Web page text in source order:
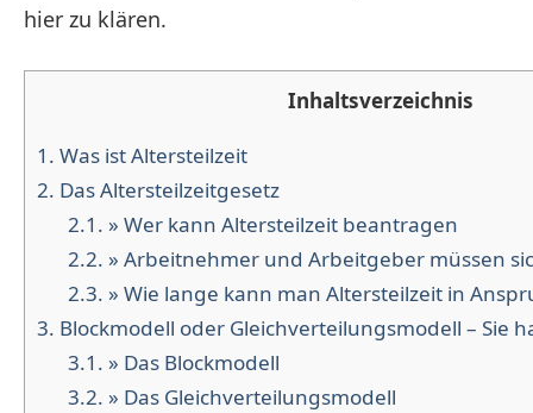
hier zu klären.
Inhaltsverzeichnis
1. Was ist Altersteilzeit
2. Das Altersteilzeitgesetz
2.1. » Wer kann Altersteilzeit beantragen
2.2. » Arbeitnehmer und Arbeitgeber müssen
2.3. » Wie lange kann man Altersteilzeit in
3. Blockmodell oder Gleichverteilungsmodell – Sie
3.1. » Das Blockmodell
3.2. » Das Gleichverteilungsmodell